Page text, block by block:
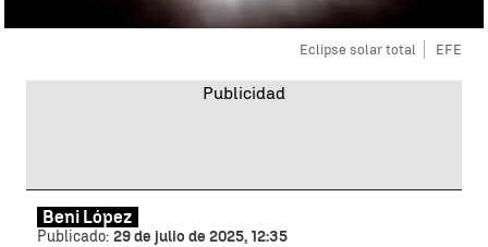
Eclipse solar total EFE
Beni López
Publicado: 29 de julio de 2025, 12:35